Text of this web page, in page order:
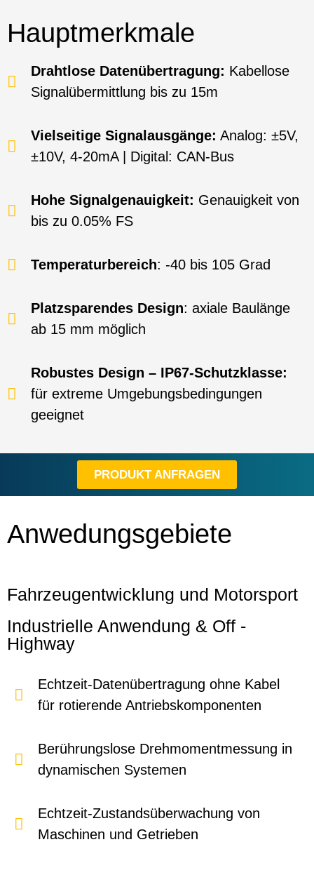
Hauptmerkmale
Drahtlose Datenübertragung: Kabellose
Signalübermittlung bis zu 15m
Vielseitige Signalausgänge: Analog: ±5V,
±10V, 4-20mA | Digital: CAN-Bus
Hohe Signalgenauigkeit: Genauigkeit von
bis zu 0.05% FS
Temperaturbereich: -40 bis 105 Grad
Platzsparendes Design: axiale Baulänge
ab 15 mm möglich
Robustes Design – IP67-Schutzklasse:
für extreme Umgebungsbedingungen
geeignet
PRODUKT ANFRAGEN
Anwedungsgebiete
Fahrzeugentwicklung und Motorsport
Industrielle Anwendung & Off -
Highway
Echtzeit-Datenübertragung ohne Kabel
für rotierende Antriebskomponenten
Berührungslose Drehmomentmessung in
dynamischen Systemen
Echtzeit-Zustandsüberwachung von
Maschinen und Getrieben